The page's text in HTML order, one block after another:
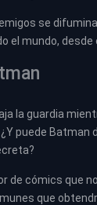
se
el mundo, desde
la guardia
puede Batman
de cómics que
que